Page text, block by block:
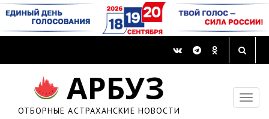
АРБУЗ
ОТБОРНЫЕ АСТРАХАНСКИЕ НОВОСТИ